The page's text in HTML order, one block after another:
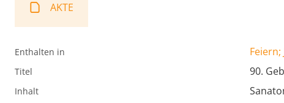
AKTE
Enthalten in Feiern;
Titel 90.
Inhalt